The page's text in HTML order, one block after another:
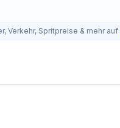
Verkehr, Spritpreise & mehr auf